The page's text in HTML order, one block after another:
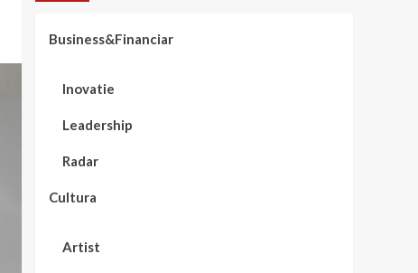
Business&Financiar
Inovatie
Leadership
Radar
Cultura
Artist